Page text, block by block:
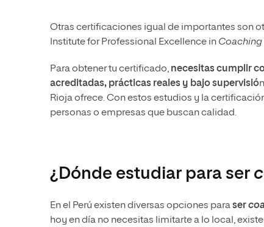
Otras certificaciones igual de importantes son
Institute for Professional Excellence in Coaching
Para obtener tu certificado, necesitas cumplir
acreditadas, prácticas reales y bajo supervisió
Rioja ofrece. Con estos estudios y la
personas o empresas que buscan calidad.
¿Dónde estudiar para ser
En el Perú existen diversas opciones paraser
hoy en día no necesitas limitarte a lo local,